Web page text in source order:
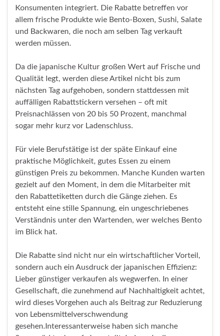
Konsumenten integriert. Die Rabatte betreffen vor
allem frische Produkte wie Bento-Boxen, Sushi, Salate
und Backwaren, die noch am selben Tag verkauft
werden müssen.
Da die japanische Kultur großen Wert auf Frische und
Qualität legt, werden diese Artikel nicht bis zum
nächsten Tag aufgehoben, sondern stattdessen mit
auffälligen Rabattstickern versehen – oft mit
Preisnachlässen von 20 bis 50 Prozent, manchmal
sogar mehr kurz vor Ladenschluss.
Für viele Berufstätige ist der späte Einkauf eine
praktische Möglichkeit, gutes Essen zu einem
günstigen Preis zu bekommen. Manche Kunden warten
gezielt auf den Moment, in dem die Mitarbeiter mit
den Rabattetiketten durch die Gänge ziehen. Es
entsteht eine stille Spannung, ein ungeschriebenes
Verständnis unter den Wartenden, wer welches Bento
im Blick hat.
Die Rabatte sind nicht nur ein wirtschaftlicher Vorteil,
sondern auch ein Ausdruck der japanischen Effizienz:
Lieber günstiger verkaufen als wegwerfen. In einer
Gesellschaft, die zunehmend auf Nachhaltigkeit achtet,
wird dieses Vorgehen auch als Beitrag zur Reduzierung
von Lebensmittelverschwendung
gesehen.Interessanterweise haben sich manche